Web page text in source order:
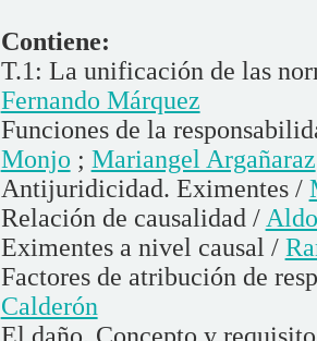
Contiene:
T.1: La unificación de las
Fernando Márquez
Funciones de la
Monjo ; Mariangel Argañaraz
Antijuridicidad. Eximentes /
Relación de causalidad /
Eximentes a nivel causal /
Factores de atribución de
Calderón